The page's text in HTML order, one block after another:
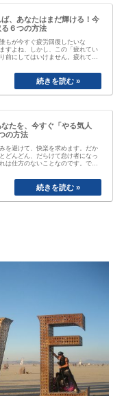
、あなたはまだ輝ける！今
６つの方法
もが今すぐ疲労回復したいな
すよね、しかし、この「疲れてい
前にしてはいけません。疲れてい
ってしまいます。「最近疲れてい
に声を掛けられるまで、自分は大
っていたり、いつのまにか覇気が
たを、今すぐ「やる気人
の方法
を避けて、快楽を求めます。だか
どんどん、だらけて怠け者になっ
は仕方のないことなのです。で
いきり、「ぐうたら属性」でし
、めんどくさいから明日でいい
て結局やらない、忘れてしまう